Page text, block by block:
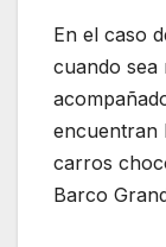
En el caso
cuando sea
encuentran
carros
Barco